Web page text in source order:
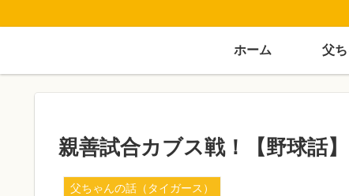
ホーム
親善試合カブス戦！【野球話】
父ちゃんの話（タイガース）